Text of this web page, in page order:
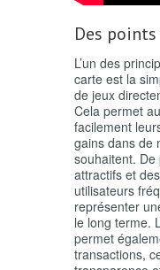
Des
L’un des
carte est la
de jeux
Cela permet
facilement
gains dans de
souhaitent.
attractifs et
utilisateurs
représenter
le long terme.
permet
transactions,